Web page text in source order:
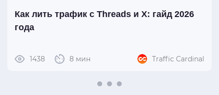
Как лить трафик с Threads и X: гайд 2026
года
1438 8 мин Traffic Cardinal